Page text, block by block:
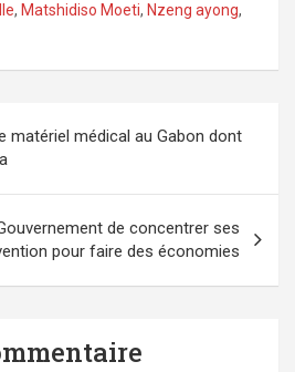
, Matshidiso Moeti, Nzeng ayong,
matériel médical au Gabon dont
de concentrer ses
pour faire des économies